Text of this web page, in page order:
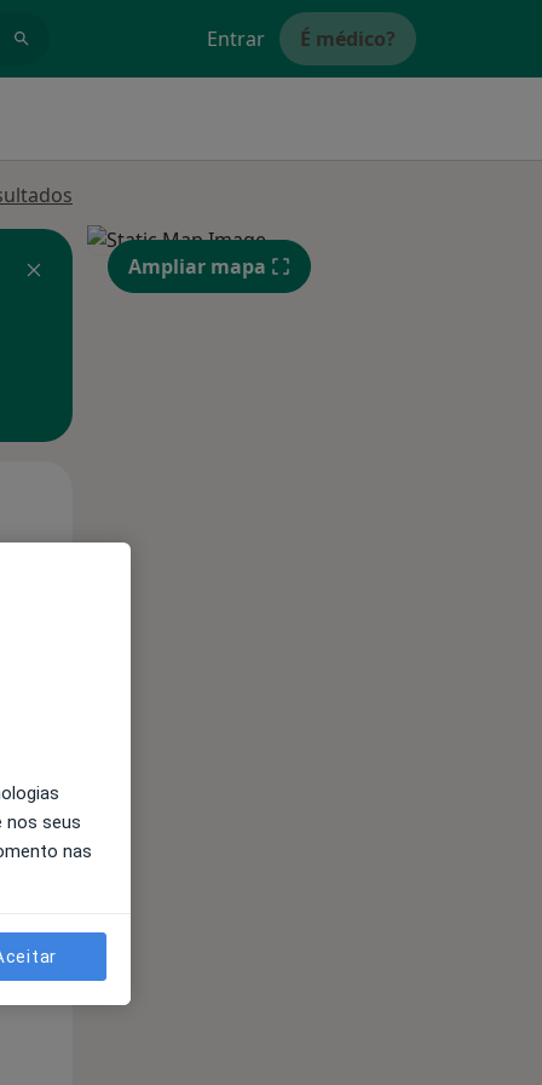
Entrar É médico?
Qua
12 Ago
Ampliar mapa
nos seus
nas